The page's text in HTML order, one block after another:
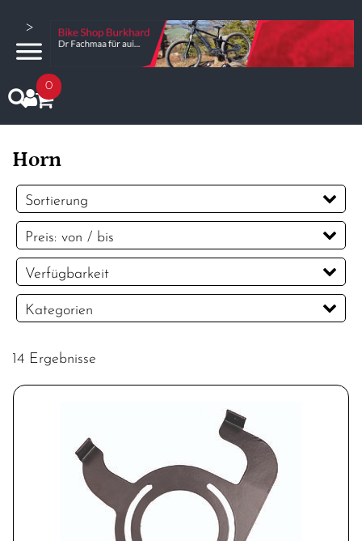
>
0
Horn
Sortierung
Preis: von / bis
CHF
CHF
Verfügbarkeit
Kategorien
14 Ergebnisse